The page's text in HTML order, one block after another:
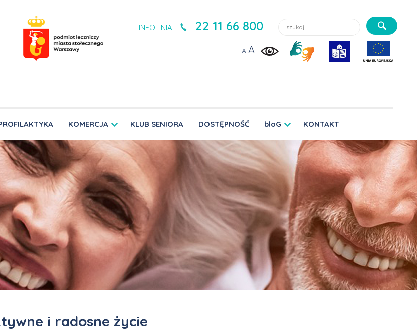
INFOLINIA 22 11 66 800 Szukaj lekarzy, usługi, aktualności:
A A
KOMERCJA KLUB SENIORA DOSTĘPNOŚĆ bloG KONTAKT
i radosne życie